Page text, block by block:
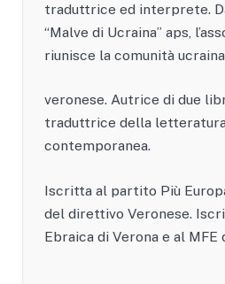
traduttrice ed interprete.
“Malve di Ucraina” aps,
riunisce la comunità ucraina
veronese. Autrice di due
traduttrice della
contemporanea.
Iscritta al partito Più
del direttivo Veronese.
Ebraica di Verona e al MFE